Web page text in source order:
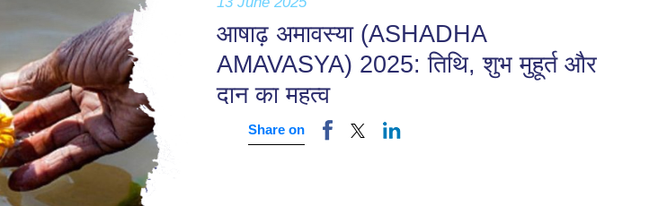
आषाढ़ अमावस्या (ASHADHA
AMAVASYA) 2025: तिथि, शुभ मुहूर्त और
दान का महत्व
Share on